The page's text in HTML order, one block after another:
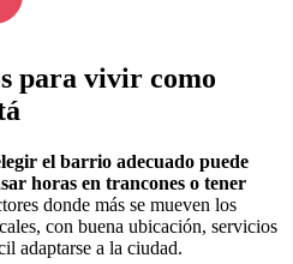
para vivir como
el barrio adecuado puede
horas en trancones o tener
donde más se mueven los
con buena ubicación, servicios
adaptarse a la ciudad.